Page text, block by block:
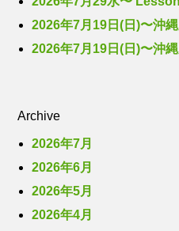
2026年7月19日(日)〜沖
2026年7月19日(日)〜沖
Archive
2026年7月
2026年6月
2026年5月
2026年4月